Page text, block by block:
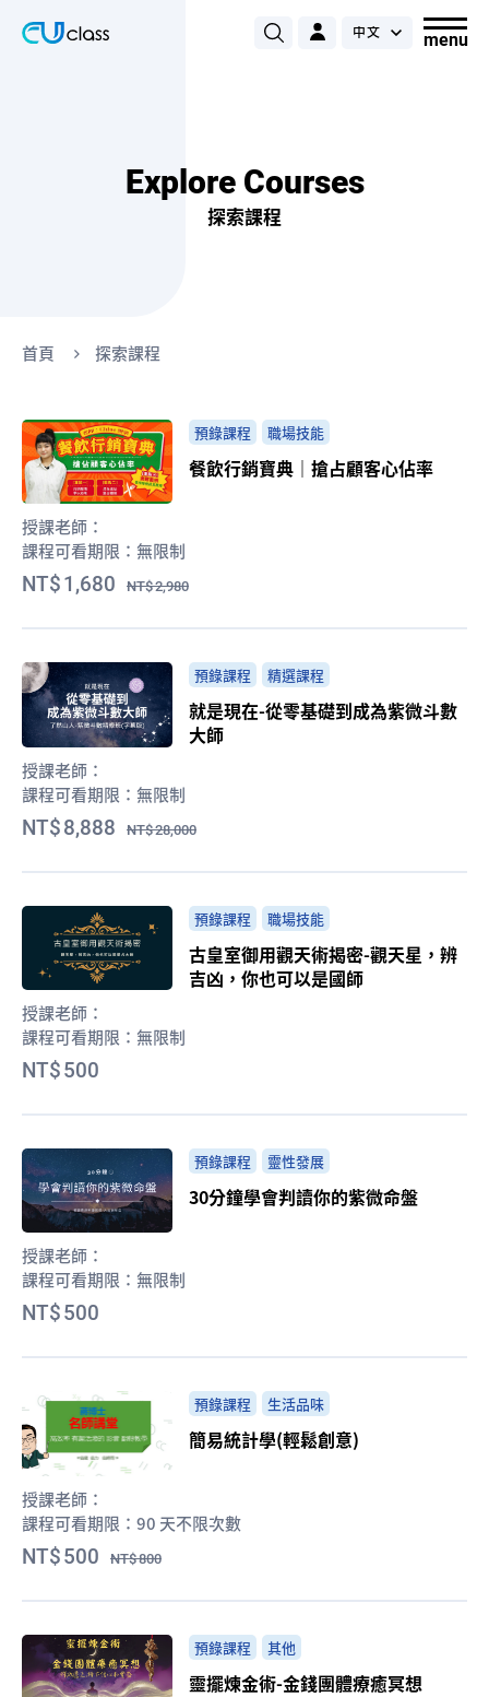
Explore Courses
探索課程
首頁 探索課程
預錄課程 職場技能
餐飲行銷寶典｜搶占顧客心佔率
授課老師：
課程可看期限： 無限制
1,680 2,980
預錄課程 精選課程
就是現在-從零基礎到成為紫微斗數
大師
授課老師：
課程可看期限： 無限制
8,888 28,000
預錄課程 職場技能
古皇室御用觀天術揭密-觀天星，辨
吉凶，你也可以是國師
授課老師：
課程可看期限： 無限制
500
預錄課程 靈性發展
30分鐘學會判讀你的紫微命盤
授課老師：
課程可看期限： 無限制
500
預錄課程 生活品味
簡易統計學(輕鬆創意)
授課老師：
課程可看期限： 90 天不限次數
500 800
預錄課程 其他
靈擺煉金術-金錢團體療癒冥想